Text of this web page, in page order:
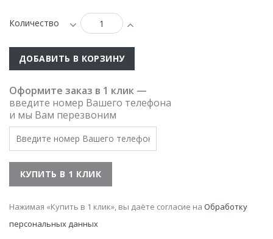
Количество
ДОБАВИТЬ В КОРЗИНУ
Оформите заказ в 1 клик —
введите номер Вашего телефона
и мы Вам перезвоним
Нажимая «Купить в 1 клик», вы даёте согласие на Обработку
персональных данных